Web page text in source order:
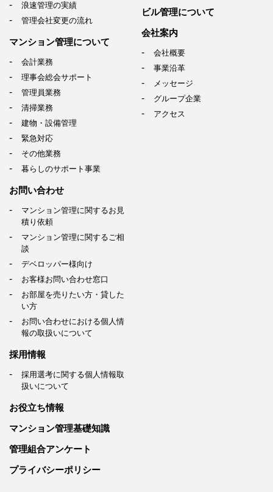
浪速管理の実績
管理会社変更の流れ
マンション管理について
会計業務
理事会総会サポート
管理員業務
清掃業務
建物・設備管理
緊急対応
その他業務
暮らしのサポート事業
ビル管理について
会社案内
会社概要
事業沿革
メッセージ
グループ企業
アクセス
お問い合わせ
マンション管理に関するお見
積り依頼
マンション管理に関するご相
談
デベロッパー様向け
お客様お問い合わせ窓口
お部屋を売りたい方・貸した
い方
お問い合わせにおける個人情
報の取扱いについて
採用情報
採用選考に関する個人情報取
扱いについて
お役立ち情報
マンション管理基礎知識
管理組合アンケート
プライバシーポリシー